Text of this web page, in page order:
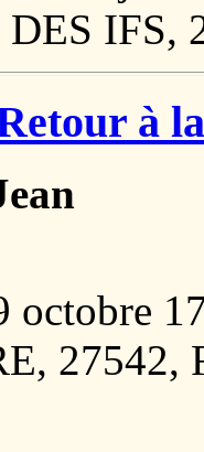
DES IFS,
à
octobre
27542,